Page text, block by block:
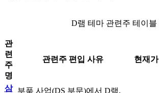
D램 테마 관련주 테이블
관
련
주
명
관련주 편입 사유 현재가
삼
부품 사업(DS 부문)에서 D램,